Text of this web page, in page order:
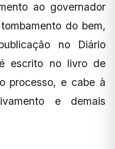
ao governador
do bem,
no Diário
escrito no livro de
processo, e cabe à
e demais